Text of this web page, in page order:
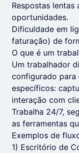
Respostas
oportunidades.
Dificuldade em
faturação) de
O que é um
Um trabalhador
configurado para
específicos:
interação com
Trabalha 24/7,
as ferramentas
Exemplos de
1) Escritório de